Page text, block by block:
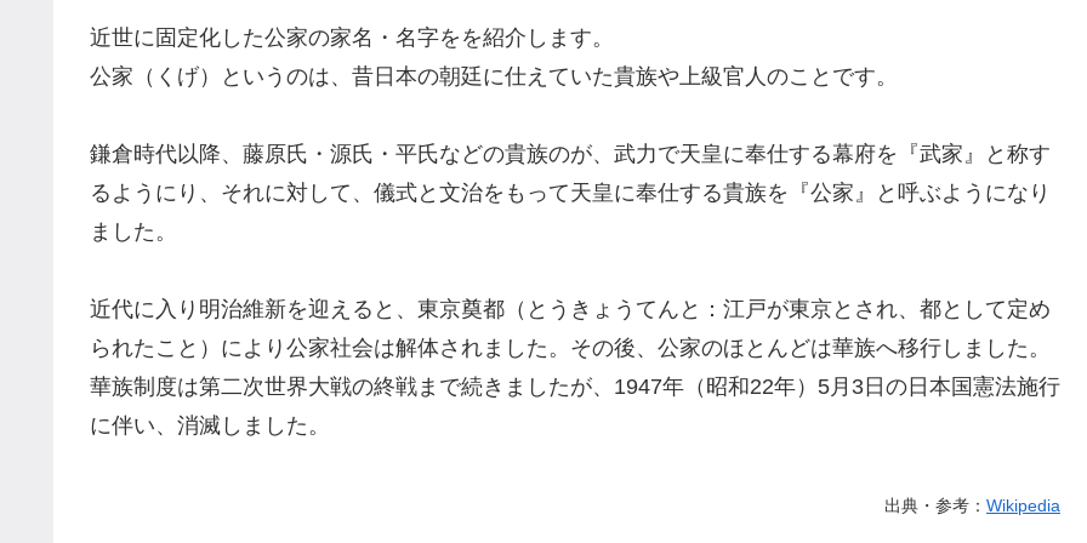
近世に固定化した公家の家名・名字をを紹介します。
公家（くげ）というのは、昔日本の朝廷に仕えていた貴族や上級官人のことです。
鎌倉時代以降、藤原氏・源氏・平氏などの貴族のが、武力で天皇に奉仕する幕府を『武家』と称す
るようにり、それに対して、儀式と文治をもって天皇に奉仕する貴族を『公家』と呼ぶようになり
ました。
近代に入り明治維新を迎えると、東京奠都（とうきょうてんと：江戸が東京とされ、都として定め
られたこと）により公家社会は解体されました。その後、公家のほとんどは華族へ移行しました。
華族制度は第二次世界大戦の終戦まで続きましたが、1947年（昭和22年）5月3日の日本国憲法施行
に伴い、消滅しました。
出典・参考： Wikipedia